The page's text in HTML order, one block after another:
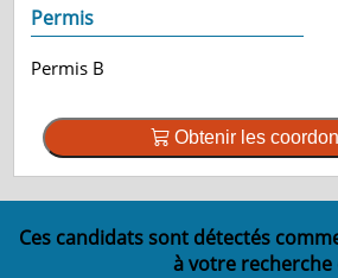
Permis
Permis B
Obtenir les
Ces candidats sont détectés
à votre recherche